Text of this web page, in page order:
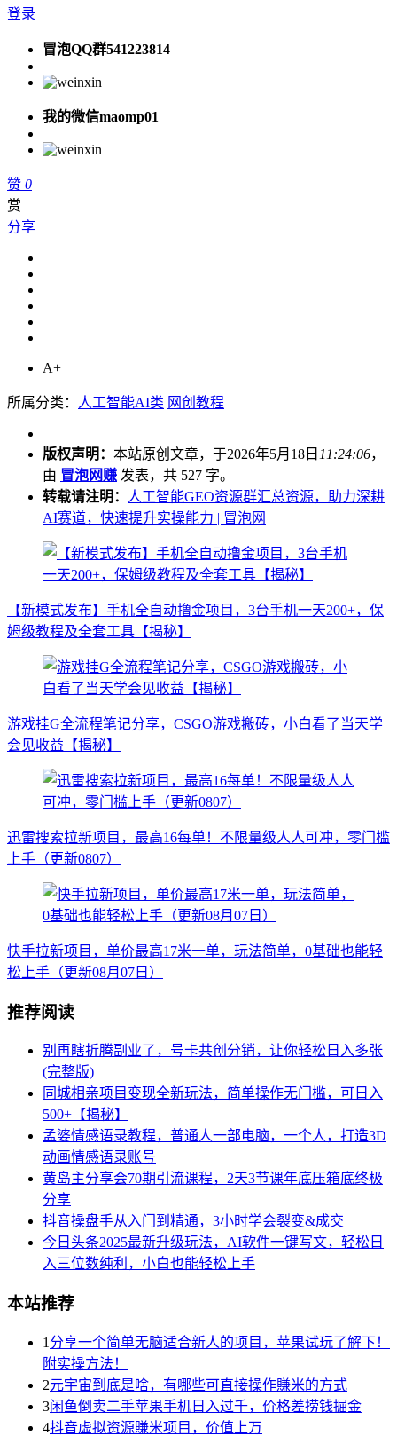
登录
冒泡QQ群541223814
我的微信maomp01
赞 0
赏
分享
A+
所属分类： 人工智能AI类 网创教程
版权声明： 本站原创文章，于2026年5月18日 11:24:06，
由 冒泡网赚 发表，共 527 字。
转载请注明：
人工智能GEO资源群汇总资源，助力深耕
AI赛道，快速提升实操能力 | 冒泡网
【新模式发布】手机全自动撸金项目，3台手机一天200+，保
姆级教程及全套工具【揭秘】
游戏挂G全流程笔记分享，CSGO游戏搬砖，小白看了当天学
会见收益【揭秘】
迅雷搜索拉新项目，最高16每单！不限量级人人可冲，零门槛
上手（更新0807）
快手拉新项目，单价最高17米一单，玩法简单，0基础也能轻
松上手（更新08月07日）
推荐阅读
别再瞎折腾副业了，号卡共创分销，让你轻松日入多张
(完整版)
同城相亲项目变现全新玩法，简单操作无门槛，可日入
500+【揭秘】
孟婆情感语录教程，普通人一部电脑，一个人，打造3D
动画情感语录账号
黄岛主分享会70期引流课程，2天3节课年底压箱底终极
分享
抖音操盘手从入门到精通，3小时学会裂变&成交
今日头条2025最新升级玩法，AI软件一键写文，轻松日
入三位数纯利，小白也能轻松上手
本站推荐
1 分享一个简单无脑适合新人的项目，苹果试玩了解下！
附实操方法！
2元宇宙到底是啥，有哪些可直接操作賺米的方式
3闲鱼倒卖二手苹果手机日入过千，价格差捞钱掘金
4抖音虚拟资源賺米项目，价值上万